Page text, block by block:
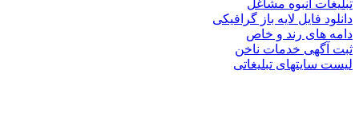
تبلیغات انبوه مشاغل
دانلود فایل لایه باز گرافیکی
دامه های رند و خاص
ثبت آگهی خدمات ناخن
لیست سایتهای تبلیغاتی